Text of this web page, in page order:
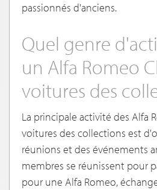
passionnés d'anciens.
Quel genre
un Alfa Romeo
voitures des
La principale activité des Alfa
voitures des collections est
réunions et des événements
membres se réunissent pour
pour une Alfa Romeo,